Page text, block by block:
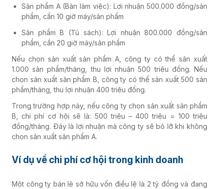
Sản phẩm A (Bàn làm việc): Lợi nhuận 500.000 đồng/sản
phẩm, cần 10 giờ máy/sản phẩm
Sản phẩm B (Tủ sách): Lợi nhuận 800.000 đồng/sản
phẩm, cần 20 giờ máy/sản phẩm
Nếu chọn sản xuất sản phẩm A, công ty có thể sản xuất
1.000 sản phẩm/tháng, thu lợi nhuận 500 triệu đồng. Nếu
chọn sản xuất sản phẩm B, công ty có thể sản xuất 500 sản
phẩm/tháng, thu lợi nhuận 400 triệu đồng.
Trong trường hợp này, nếu công ty chọn sản xuất sản phẩm
B, chi phí cơ hội sẽ là: 500 triệu – 400 triệu = 100 triệu
đồng/tháng. Đây là lợi nhuận mà công ty sẽ bỏ lỡ khi không
chọn sản xuất sản phẩm A.
Ví dụ về chi phí cơ hội trong kinh doanh
Một công ty bán lẻ sở hữu vốn điều lệ là 2 tỷ đồng và đang